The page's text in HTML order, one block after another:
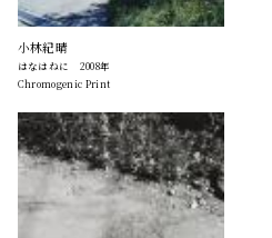
小林紀晴
はなはねに 2008年
Chromogenic Print